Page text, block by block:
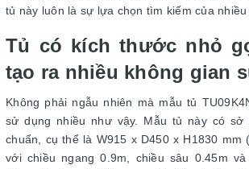
tủ này luôn là sự lựa chọn tìm kiếm của
Tủ có kích thước nhỏ
tạo ra nhiều không gian
Không phải ngẫu nhiên mà mẫu tủ
sử dụng nhiều như vậy. Mẫu tủ này có
chuẩn, cụ thể là W915 x D450 x H1830 mm
với chiều ngang 0.9m, chiều sâu 0.45m và